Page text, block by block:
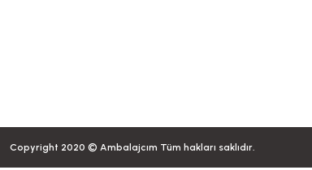
Copyright 2020 © Ambalajcım Tüm hakları saklıdır.